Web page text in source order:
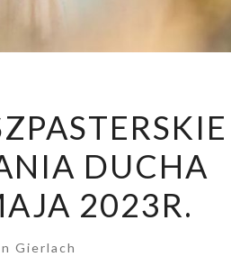
DUCHA
2023R.
Gierlach